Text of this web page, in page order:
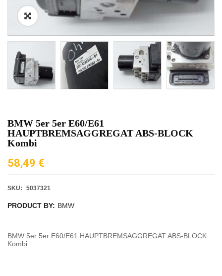
BMW 5er 5er E60/E61
HAUPTBREMSAGGREGAT ABS-BLOCK
Kombi
58,49 €
SKU: 5037321
PRODUCT BY: BMW
BMW 5er 5er E60/E61 HAUPTBREMSAGGREGAT ABS-BLOCK
Kombi